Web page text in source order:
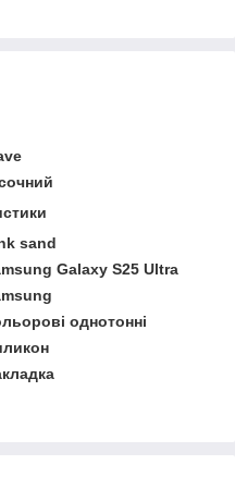
sand
Galaxy S25 Ultra
однотонні